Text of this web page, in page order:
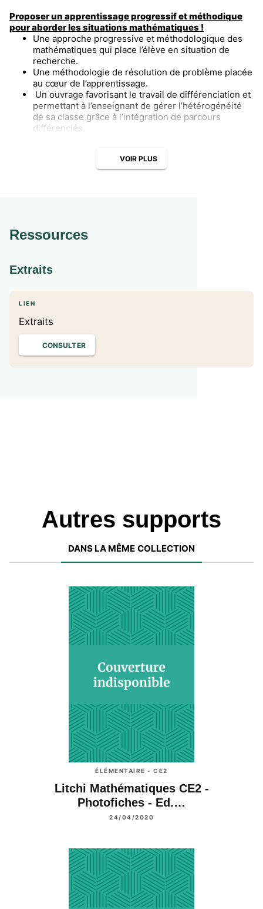
Proposer un apprentissage progressif et méthodique
pour aborder les situations mathématiques !
Une approche progressive et méthodologique des
mathématiques qui place l’élève en situation de
recherche.
Une méthodologie de résolution de problème placée
au cœur de l’apprentissage.
Un ouvrage favorisant le travail de différenciation et
permettant à l’enseignant de gérer l’hétérogénéité
de sa classe grâce à l’intégration de parcours
différenciés.
VOIR PLUS
Ressources
Extraits
LIEN
Extraits
CONSULTER
Autres supports
DANS LA MÊME COLLECTION
ÉLÉMENTAIRE - CE2
Litchi Mathématiques CE2 -
Photofiches - Ed.…
24/04/2020